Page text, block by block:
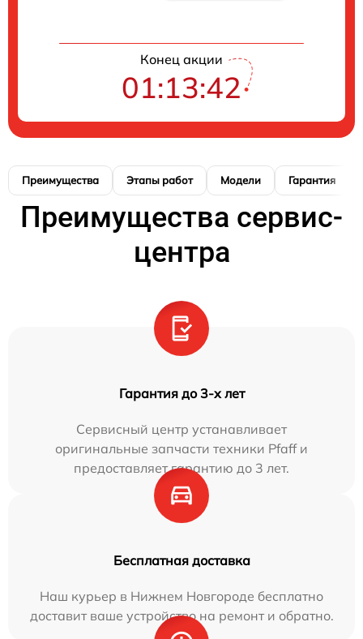
Конец акции
01:13:42
Преимущества Этапы работ Модели Гарантия
Преимущества сервис-
центра
Гарантия до 3-х лет
Сервисный центр устанавливает
оригинальные запчасти техники Pfaff и
предоставляет гарантию до 3 лет.
Бесплатная доставка
Наш курьер в Нижнем Новгороде бесплатно
доставит ваше устройство на ремонт и обратно.